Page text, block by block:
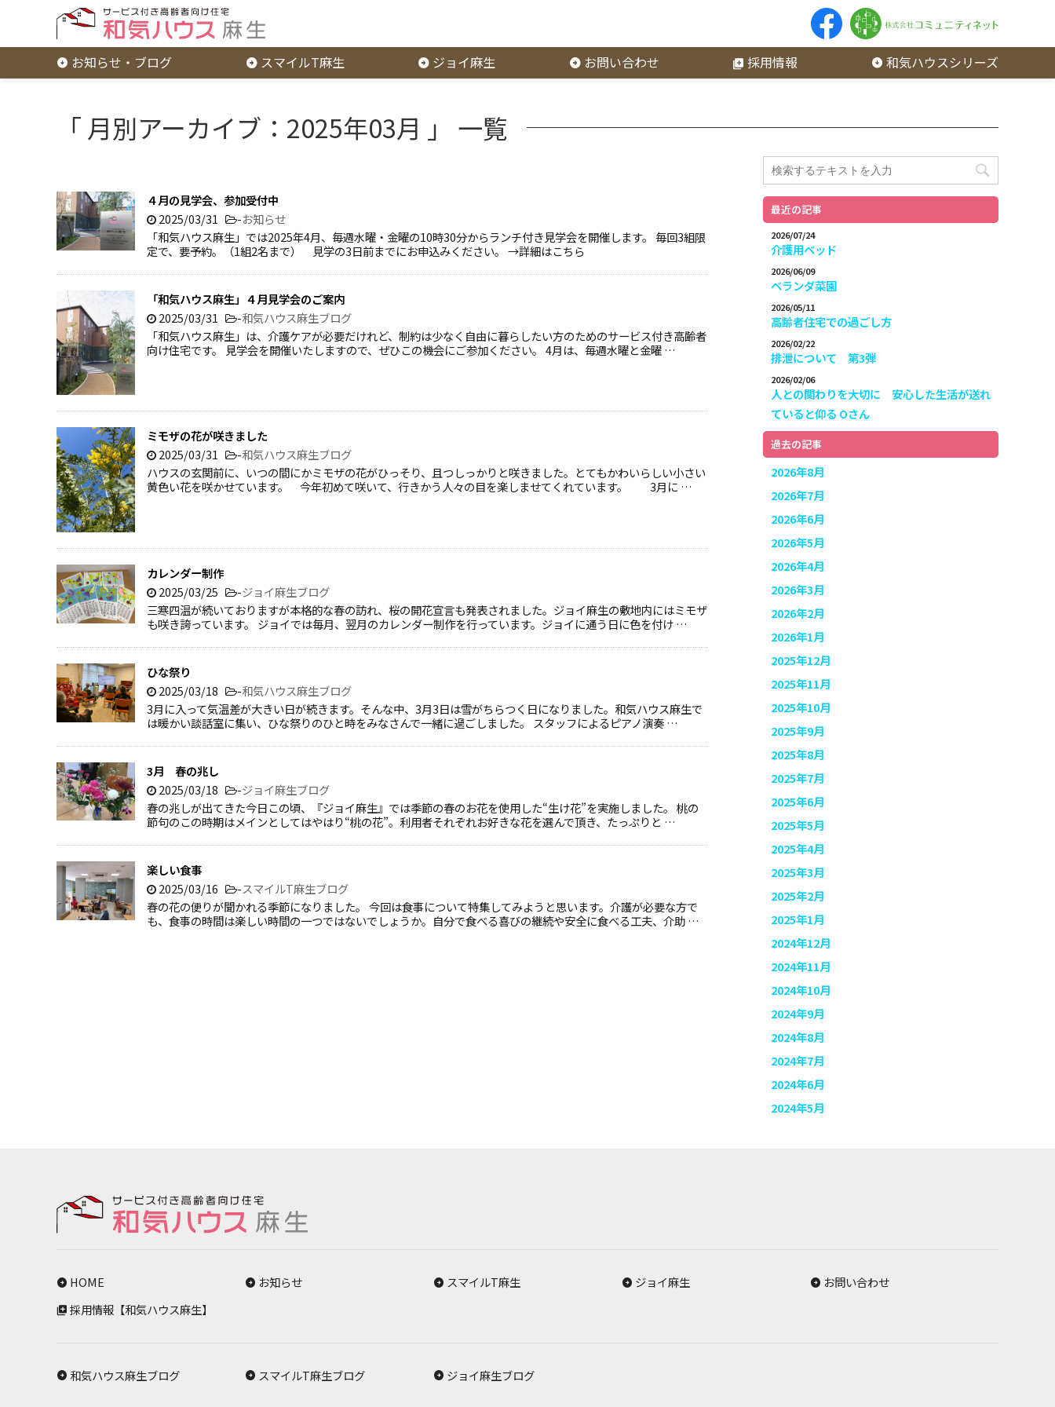
お知らせ・ブログ スマイルT麻生 ジョイ麻生 お問い合わせ 採用情報 和気ハウスシリーズ
「 月別アーカイブ：2025年03月 」 一覧
４月の見学会、参加受付中
2025/03/31
-お知らせ
「和気ハウス麻生」では2025年4月、毎週水曜・金曜の10時30分からランチ付き見学会を開催します。 毎回3組限
定で、要予約。（1組2名まで） 見学の3日前までにお申込みください。 →詳細はこちら
「和気ハウス麻生」４月見学会のご案内
2025/03/31
-和気ハウス麻生ブログ
「和気ハウス麻生」は、介護ケアが必要だけれど、制約は少なく自由に暮らしたい方のためのサービス付き高齢者
向け住宅です。 見学会を開催いたしますので、ぜひこの機会にご参加ください。 4月は、毎週水曜と金曜 …
ミモザの花が咲きました
2025/03/31
-和気ハウス麻生ブログ
ハウスの玄関前に、いつの間にかミモザの花がひっそり、且つしっかりと咲きました。とてもかわいらしい小さい
黄色い花を咲かせています。 今年初めて咲いて、行きかう人々の目を楽しませてくれています。 3月に …
カレンダー制作
2025/03/25
-ジョイ麻生ブログ
三寒四温が続いておりますが本格的な春の訪れ、桜の開花宣言も発表されました。ジョイ麻生の敷地内にはミモザ
も咲き誇っています。 ジョイでは毎月、翌月のカレンダー制作を行っています。ジョイに通う日に色を付け …
ひな祭り
2025/03/18
-和気ハウス麻生ブログ
3月に入って気温差が大きい日が続きます。そんな中、3月3日は雪がちらつく日になりました。和気ハウス麻生で
は暖かい談話室に集い、ひな祭りのひと時をみなさんで一緒に過ごしました。 スタッフによるピアノ演奏 …
3月 春の兆し
2025/03/18
-ジョイ麻生ブログ
春の兆しが出てきた今日この頃、『ジョイ麻生』では季節の春のお花を使用した“生け花”を実施しました。 桃の
節句のこの時期はメインとしてはやはり“桃の花”。利用者それぞれお好きな花を選んで頂き、たっぷりと …
楽しい食事
2025/03/16
-スマイルT麻生ブログ
春の花の便りが聞かれる季節になりました。 今回は食事について特集してみようと思います。介護が必要な方で
も、食事の時間は楽しい時間の一つではないでしょうか。自分で食べる喜びの継続や安全に食べる工夫、介助 …
最近の記事
2026/07/24
介護用ベッド
2026/06/09
ベランダ菜園
2026/05/11
高齢者住宅での過ごし方
2026/02/22
排泄について 第3弾
2026/02/06
人との関わりを大切に 安心した生活が送れ
ていると仰る Oさん
過去の記事
2026年8月
2026年7月
2026年6月
2026年5月
2026年4月
2026年3月
2026年2月
2026年1月
2025年12月
2025年11月
2025年10月
2025年9月
2025年8月
2025年7月
2025年6月
2025年5月
2025年4月
2025年3月
2025年2月
2025年1月
2024年12月
2024年11月
2024年10月
2024年9月
2024年8月
2024年7月
2024年6月
2024年5月
HOME お知らせ スマイルT麻生 ジョイ麻生
お問い合わせ
採用情報【和気ハウス麻生】
和気ハウス麻生ブログ スマイルT麻生ブログ ジョイ麻生ブログ